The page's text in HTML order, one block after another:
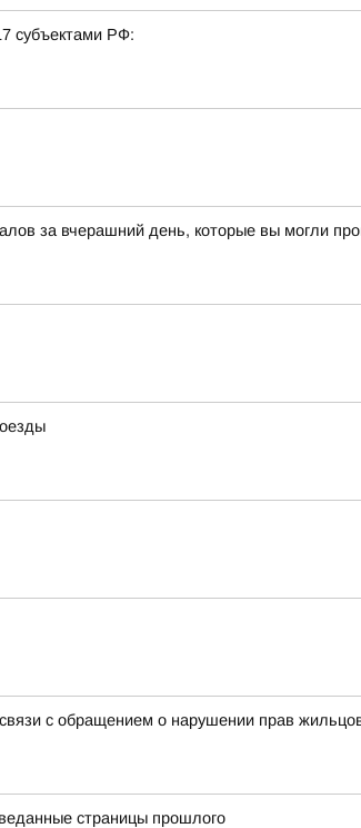
субъектами РФ:
за вчерашний день, которые вы могли
с обращением о нарушении прав
страницы прошлого